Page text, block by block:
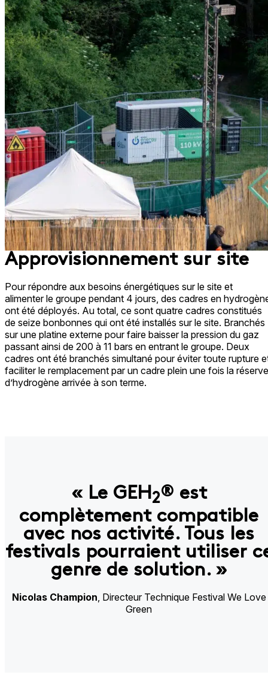
Approvisionnement sur site​
Pour répondre aux besoins énergétiques sur le site et
alimenter le groupe pendant 4 jours, des cadres en
ont été déployés. Au total, ce sont quatre cadres constitués
de seize bonbonnes qui ont été installés sur le site. Branchés
sur une platine externe pour faire baisser la pression du gaz
passant ainsi de 200 à 11 bars en entrant le groupe. Deux
cadres ont été branchés simultané pour éviter toute rupture
faciliter le remplacement par un cadre plein une fois la
d’hydrogène arrivée à son terme. ​
« Le GEH 2® est
complètement compatible
avec nos activité. Tous les
festivals pourraient utiliser
genre de solution. »
Nicolas Champion , Directeur Technique Festival We Love
Green​